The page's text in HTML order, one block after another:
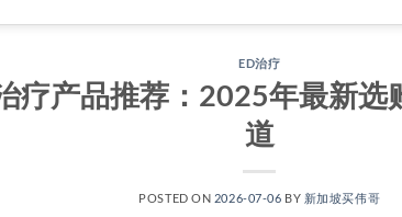
ED治疗
疗产品推荐：2025年最新选
道
POSTED ON 2026-07-06 BY 新加坡买伟哥